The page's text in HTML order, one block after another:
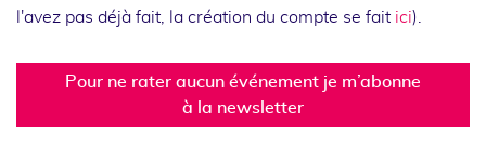
l'avez pas déjà fait, la création du compte se fait ici).
Pour ne rater aucun événement je m’abonne
à la newsletter